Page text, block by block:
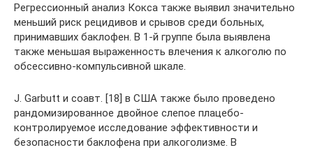
Регрессионный анализ Кокса также выявил значительно
меньший риск рецидивов и срывов среди больных,
принимавших баклофен. В 1-й группе была выявлена
также меньшая выраженность влечения к алкоголю по
обсессивно-компульсивной шкале.
J. Garbutt и соавт. [18] в США также было проведено
рандомизированное двойное слепое плацебо-
контролируемое исследование эффективности и
безопасности баклофена при алкоголизме. В